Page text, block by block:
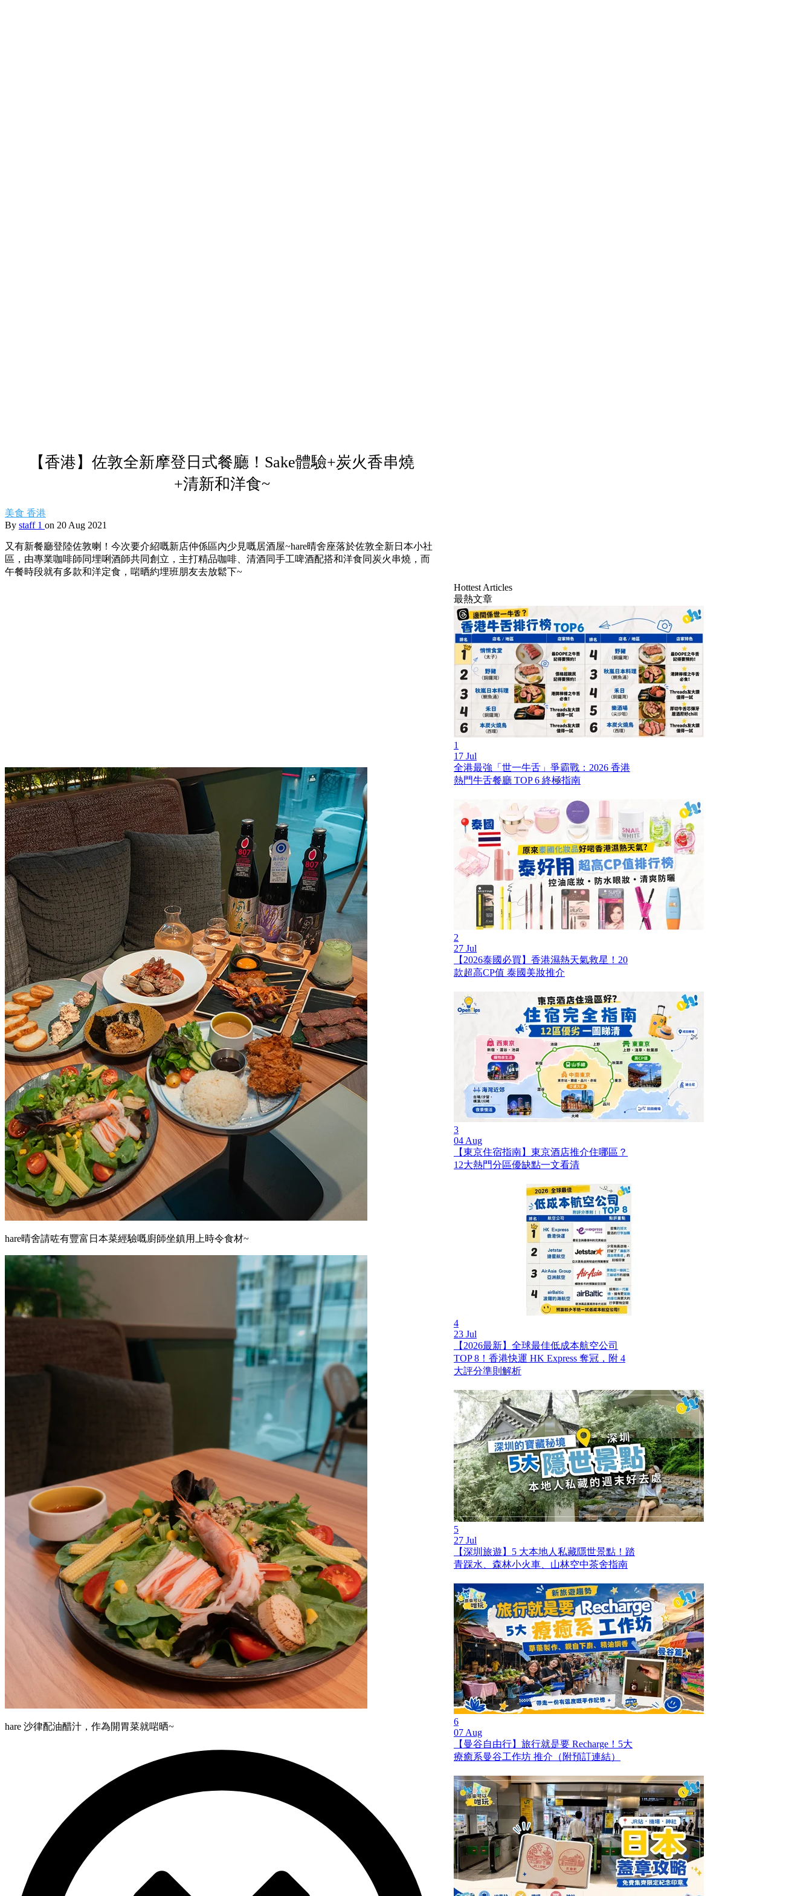
【香港】佐敦全新摩登日式餐廳！Sake體驗+炭火香串燒
+清新和洋食~
美食 香港
By staff 1 on 20 Aug 2021
又有新餐廳登陸佐敦喇！今次要介紹嘅新店仲係區內少見嘅居酒屋~hare晴舍座落於佐敦全新日本小社
區，由專業咖啡師同埋唎酒師共同創立，主打精品咖啡、清酒同手工啤酒配搭和洋食同炭火串燒，而
午餐時段就有多款和洋定食，啱晒約埋班朋友去放鬆下~
hare晴舍請咗有豐富日本菜經驗嘅廚師坐鎮用上時令食材~
hare 沙律配油醋汁，作為開胃菜就啱晒~
Hottest Articles
最熱文章
1
17 Jul
全港最強「世一牛舌」爭霸戰：2026 香港
熱門牛舌餐廳 TOP 6 終極指南
2
27 Jul
【2026泰國必買】香港濕熱天氣救星！20
款超高CP值 泰國美妝推介
3
04 Aug
【東京住宿指南】東京酒店推介住哪區？
12大熱門分區優缺點一文看清
4
23 Jul
【2026最新】全球最佳低成本航空公司
TOP 8！香港快運 HK Express 奪冠，附 4
大評分準則解析
5
27 Jul
【深圳旅遊】5 大本地人私藏隱世景點！踏
青踩水、森林小火車、山林空中茶舍指南
6
07 Aug
【曼谷自由行】旅行就是要 Recharge！5大
療癒系曼谷工作坊 推介（附預訂連結）